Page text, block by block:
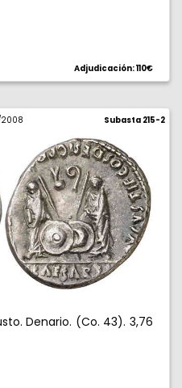
Adjudicación: 110€
2008 Subasta 215-2
Denario. (Co. 43). 3,76